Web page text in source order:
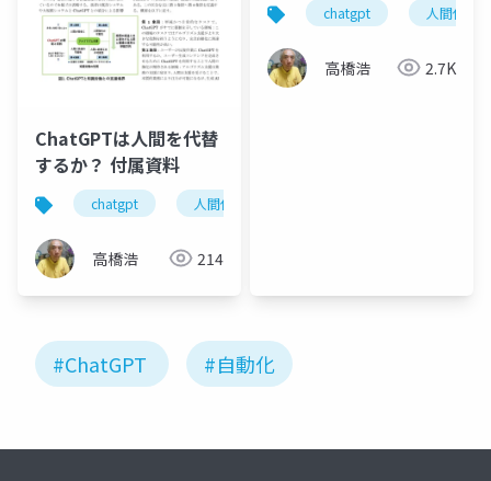
ChatGPTは人間を代替
するか？ 付属資料
chatgpt 人間代替
高橋浩 214
chatgpt 人間代替
高橋浩 2.7K
#ChatGPT #自動化